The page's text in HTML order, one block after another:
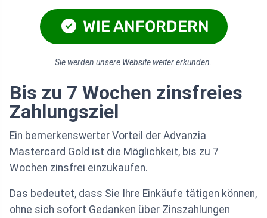
WIE ANFORDERN
Sie werden unsere Website weiter erkunden.
Bis zu 7 Wochen zinsfreies
Zahlungsziel
Ein bemerkenswerter Vorteil der Advanzia
Mastercard Gold ist die Möglichkeit, bis zu 7
Wochen zinsfrei einzukaufen.
Das bedeutet, dass Sie Ihre Einkäufe tätigen können,
ohne sich sofort Gedanken über Zinszahlungen